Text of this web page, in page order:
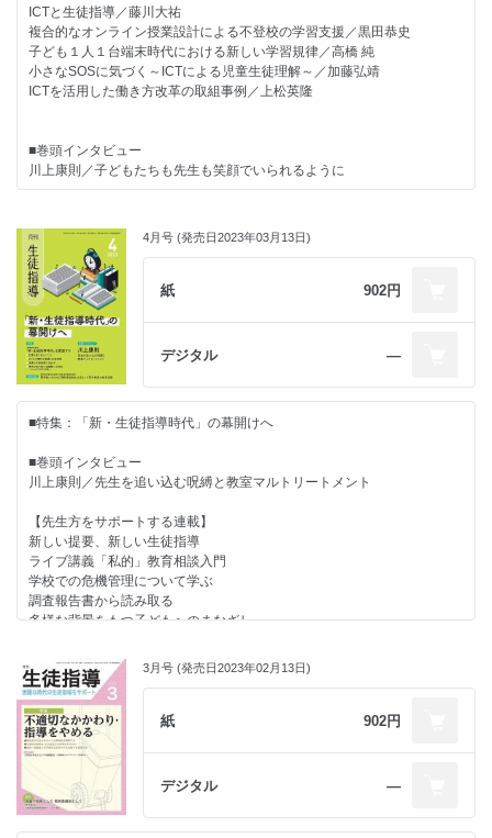
・リーダーのための教育視座
研修ってどうする？／桐山 勉
・事例で考える役職等に応じた生徒指導の基本
教諭としての課題予防的・発達支持的生徒指導２（ホームルーム担任編）
・学校教育をみつめる法律
わいせつ教員対策法／須賀裕哉
生徒の学力向上と仕事の時短を両方実現させる方法／江澤隆輔
・ほめ育メソッド×生徒指導
ほめ育のすすめ～未来を信じられる「夢」を～／原 邦雄
【コラム・お知らせ】
・教育を診る 第２章
校長の役割とは何か／中西 茂
・先生たちに教えたい イマドキ若者事情
・あのときの保護者・生徒・教師
・深読み？教育のことば
「非行」／北村篤司
・今月の書評
・生徒指導のお知らせ
・日本生徒指導学会掲示板
・インフォメーション
・学校での危機管理について学ぶ
熱中症と体罰／南部さおり
・調査報告書から読み取る
学校および教育委員会への不信があり 見解の相違点が多く再調査となっ
・多様な背景をもつ子どもへのまなざし
自己の「想定の枠」を問う／村松好子
「ひとり」のために環境を整える／西郷孝彦
・学びのための校則改正
「校則を考える会」開始―議題１ 名札について―／河﨑仁志
・さち子先生の生徒指導日記
あなたが大切というメッセージ―たかが名前、されど名前―/冨田幸子
・これからのデジタル・シティズンシップ教育
仲間関係を育てる言葉かけを／重水健介
保健室に行くことは悪いこと？／齋藤千景
・リーダーのための教育視座
教員にお願いをするには？／桐山 勉
智
・学校教育をみつめる法律
こども基本法／芝原浩一
・えざわ先生の時間のつくりかた
採点業務の時短術／江澤隆輔
ICTと生徒指導／藤川大祐
複合的なオンライン授業設計による不登校の学習支援／黒田恭史
子ども１人１台端末時代における新しい学習規律／高橋 純
小さなSOSに気づく～ICTによる児童生徒理解～／加藤弘靖
ICTを活用した働き方改革の取組事例／上松英隆
■巻頭インタビュー
川上康則／子どもたちも先生も笑顔でいられるように
■特別企画
生徒指導DXの芽生え～1400校の回答からみる今後の指導～／株式会社
FCEエデュケーション フォーサイト事業部
【先生方をサポートする連載】
・新しい提要、新しい生徒指導
第２章 生徒指導と教育課程／七條正典
そもそも、教育相談って何？／会沢信彦
・学校での危機管理について学ぶ
部活動における体罰はなぜなくならないのか（２）／南部さおり
・調査報告書から読み取る
いじめ問題に対する基本の対応を組織的に徹底して行うことの重要性／中
村 豊
・多様な背景をもつ子どもへのまなざし
ルールはあったほうが、いい？／村松好子
・今こそ聞きたい！子どものための学校づくり
不登校は二次的障害／西郷孝彦
・学びのための校則改正
校則改正のスケジュールと目的設定／河﨑仁志
・さち子先生の生徒指導日記
マイナスをプラスに変える文化の風―学校独自でのサミット開催―／冨田
4月号 (発売日2023年03月13日)
紙 902円
デジタル ―
■特集：「新・生徒指導時代」の幕開けへ
■巻頭インタビュー
川上康則／先生を追い込む呪縛と教室マルトリートメント
【先生方をサポートする連載】
新しい提要、新しい生徒指導
ライブ講義「私的」教育相談入門
学校での危機管理について学ぶ
調査報告書から読み取る
多様な背景をもつ子どもへのまなざし
学びのための校則改正
さち子先生の生徒指導日記
これからのデジタル・シティズンシップ教育
事例で考える役職等に応じた生徒指導の基本
リーダーのための教育視座
押さえておきたい毎日の生徒対応
ほめ育メソッド×生徒指導
学校教育をみつめる法律
えざわ先生の時間のつくりかた
3月号 (発売日2023年02月13日)
紙 902円
デジタル ―